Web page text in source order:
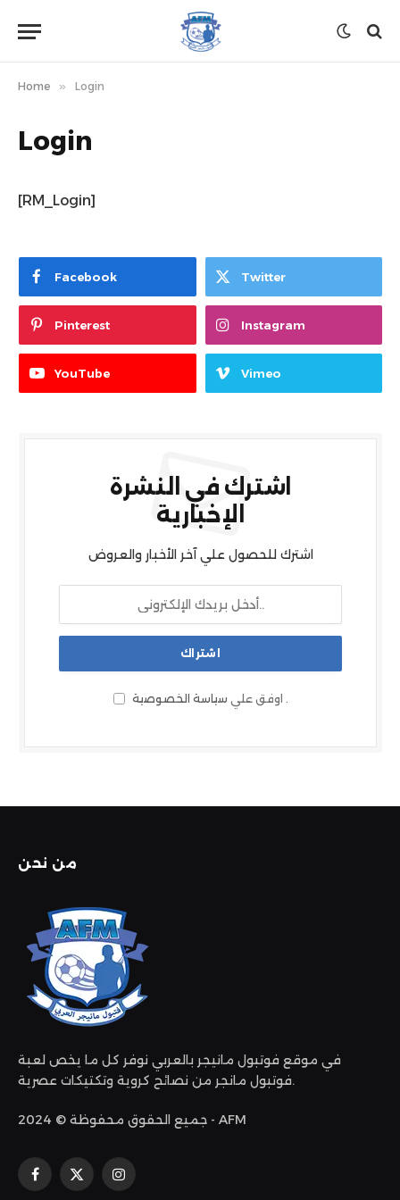
Home » Login
Login
[RM_Login]
Facebook Twitter
Pinterest Instagram
YouTube Vimeo
اشترك في النشرة
الإخبارية
اشترك للحصول علي آخر الأخبار والعروض
اوفق علي سياسة الخصوصية .
من نحن
في موقع فوتبول مانيجر بالعربي نوفر كل ما يخص لعبة
فوتبول مانجر من نصائح كروية وتكتيكات عصرية.
جميع الحقوق محفوظة © 2024 - AFM
فيسبوك
X
الانستغرام